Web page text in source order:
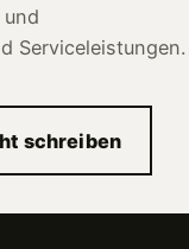
Serviceleistungen.
schreiben